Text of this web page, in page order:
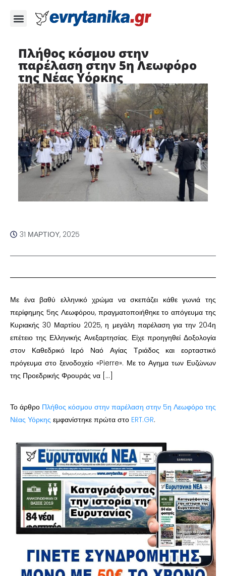
Πλήθος κόσμου στην
παρέλαση στην 5η Λεωφόρο
της Νέας Υόρκης
31 ΜΑΡΤΊΟΥ, 2025
Με ένα βαθύ ελληνικό χρώμα να σκεπάζει κάθε γωνιά της
περίφημης 5ης Λεωφόρου, πραγματοποιήθηκε το απόγευμα της
Κυριακής 30 Μαρτίου 2025, η μεγάλη παρέλαση για την 204η
επέτειο της Ελληνικής Ανεξαρτησίας. Είχε προηγηθεί Δοξολογία
στον Καθεδρικό Ιερό Ναό Αγίας Τριάδος και εορταστικό
πρόγευμα στο ξενοδοχείο «Pierre». Με το Αγημα των Ευζώνων
της Προεδρικής Φρουράς να […]
Το άρθρο Πλήθος κόσμου στην παρέλαση στην 5η Λεωφόρο της
Νέας Υόρκης εμφανίστηκε πρώτα στο ERT.GR.